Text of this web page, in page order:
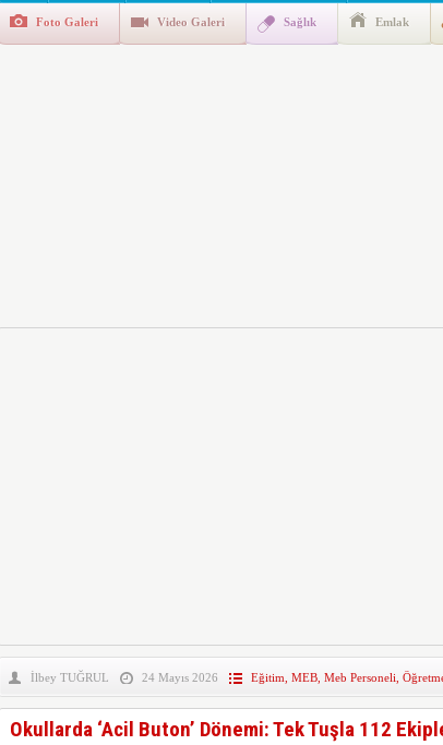
Polis Akademisi İç Güvenlik Fakültesine 350 Öğrenci
Foto Galeri Video Galeri Sağlık Emlak
İlbey TUĞRUL 24 Mayıs 2026 Eğitim MEB, Meb Personeli
Okullarda ‘Acil Buton’ Dönemi: Tek Tuşla 112